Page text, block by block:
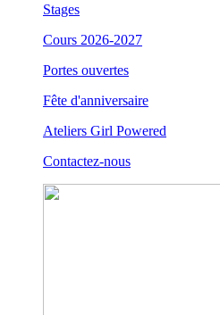
Stages
Cours 2026-2027
Portes ouvertes
Fête d'anniversaire
Ateliers Girl Powered
Contactez-nous